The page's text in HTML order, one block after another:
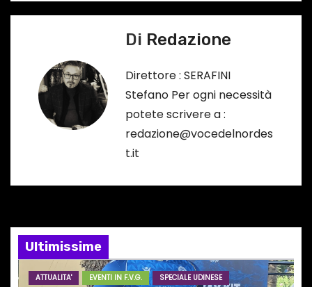
i
n
e
a
Di Redazione
Direttore : SERAFINI
Stefano Per ogni necessità
potete scrivere a :
redazione@vocedelnordes
t.it
Ultimissime
ATTUALITA' EVENTI IN F.V.G. SPECIALE UDINESE